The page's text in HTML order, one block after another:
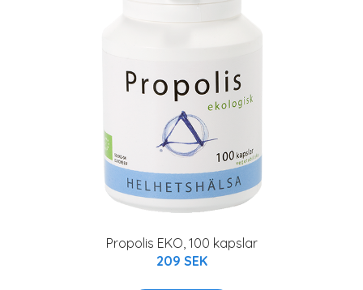
Propolis EKO, 100 kapslar
209 SEK